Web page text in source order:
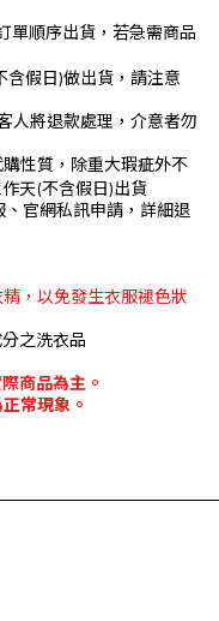
單順序出貨， 若急需商品
含假日)做出貨，請注意
人將退款處理，介意者勿
性質，除重大瑕疵外不
天(不含假日)出貨
、官網私訊申請，詳細退
，以免發生衣服褪色狀
之洗衣品
商品為主。
常現象。